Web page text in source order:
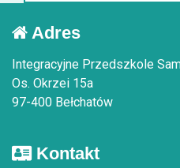
Adres
Integracyjne Przedszkole
Os. Okrzei 15a
97-400 Bełchatów
Kontakt